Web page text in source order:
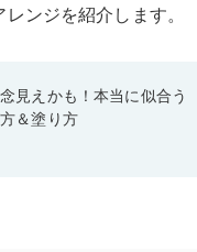
ンジを紹介します。
見えかも！本当に似合う
＆塗り方